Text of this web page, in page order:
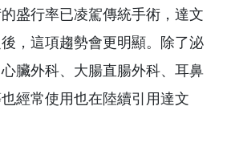
盛行率已凌駕傳統手術，達文
，這項趨勢會更明顯。除了泌
臟外科、大腸直腸外科、耳鼻
經常使用也在陸續引用達文